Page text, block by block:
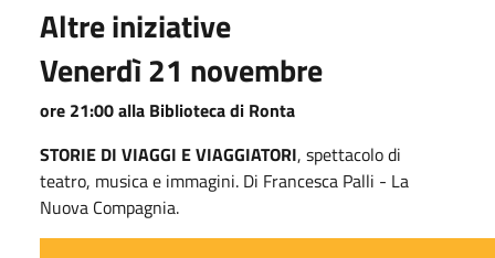
Altre iniziative
Venerdì 21 novembre
ore 21:00 alla Biblioteca di Ronta
STORIE DI VIAGGI E VIAGGIATORI, spettacolo di
teatro, musica e immagini. Di Francesca Palli - La
Nuova Compagnia.